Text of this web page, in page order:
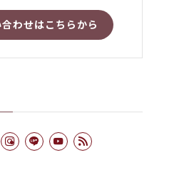
わせはこちらから